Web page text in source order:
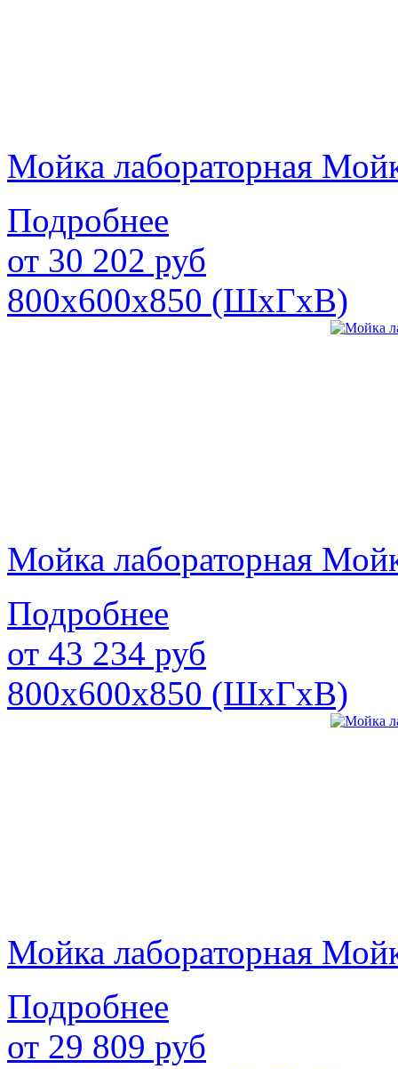
Мойка лабораторная
Подробнее
от 30 202 руб
800х600х850 (ШхГхВ)
Мойка лабораторная
Подробнее
от 43 234 руб
800х600х850 (ШхГхВ)
Мойка лабораторная
Подробнее
от 29 809 руб